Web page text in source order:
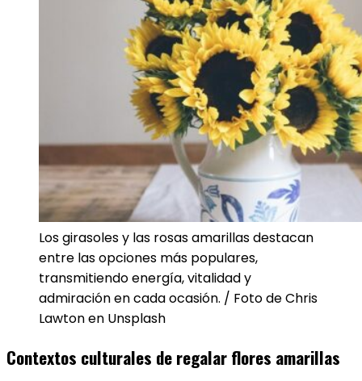
Los girasoles y las rosas amarillas destacan
entre las opciones más populares,
transmitiendo energía, vitalidad y
admiración en cada ocasión. / Foto de Chris
Lawton en Unsplash
Contextos culturales de regalar flores amarillas